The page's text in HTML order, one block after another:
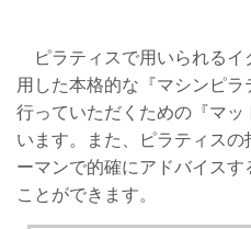
ピラティスで用いられるイ
用した本格的な『マシンピ
行っていただくための『マ
います。また、ピラティス
ーマンで的確にアドバイス
ことができます。